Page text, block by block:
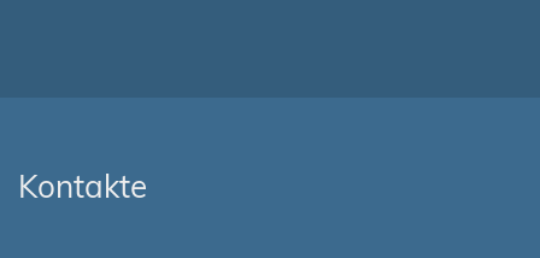
Kontakte